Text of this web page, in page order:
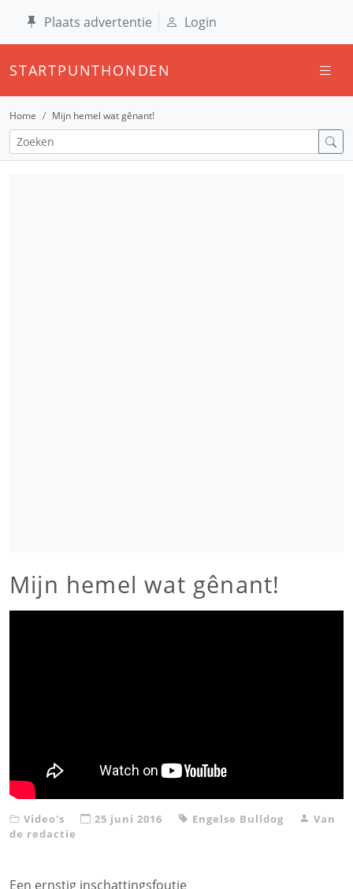
Plaats advertentie Login
STARTPUNTHONDEN
Home Mijn hemel wat gênant!
Mijn hemel wat gênant!
Video's 25 juni 2016 Engelse Bulldog
Van
de redactie
Een ernstig inschattingsfoutje